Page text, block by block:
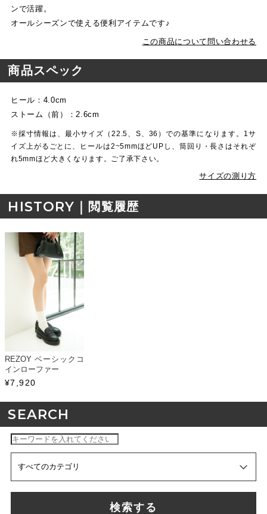
ンで活躍。
オールシーズンで使える便利アイテムです♪
この商品について問い合わせる
商品スペック
ヒール：4.0cm
ストーム（前）：2.6cm
※採寸情報は、最小サイズ（22.5、S、36）での基準になります。1サ
イズ上がるごとに、ヒールは2~5mmほどUPし、筒回り・長さはそれぞ
れ5mmほど大きくなります。ご了承下さい。
サイズの測り方
HISTORY｜ 閲覧履歴
REZOY ベーシックコ
インローファー
¥7,920
SEARCH
検索する